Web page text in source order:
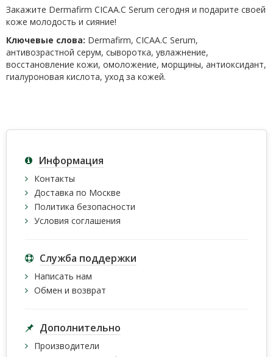
Закажите Dermafirm CICAA.C Serum сегодня и подарите своей
коже молодость и сияние!
Ключевые слова: Dermafirm, CICAA.C Serum,
антивозрастной серум, сыворотка, увлажнение,
восстановление кожи, омоложение, морщины, антиоксидант,
гиалуроновая кислота, уход за кожей.
Информация
Контакты
Доставка по Москве
Политика безопасности
Условия соглашения
Служба поддержки
Написать нам
Обмен и возврат
Дополнительно
Производители